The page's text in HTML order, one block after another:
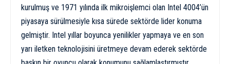
kurulmuş ve 1971 yılında ilk mikroişlemci olan Intel 4004’ün
piyasaya sürülmesiyle kısa sürede sektörde lider konuma
gelmiştir. Intel yıllar boyunca yenilikler yapmaya ve en son
yarı iletken teknolojisini üretmeye devam ederek sektörde